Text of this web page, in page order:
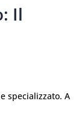
Il
specializzato. A